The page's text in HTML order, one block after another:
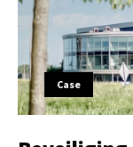
Case